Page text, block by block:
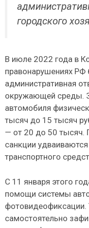
городского
В июле 2022 года в
правонарушениях РФ
административная
окружающей среды.
автомобиля
тысяч до 15 тысяч
— от 20 до 50 тысяч.
санкции
транспортного
С 11 января этого
помощи системы
самостоятельно